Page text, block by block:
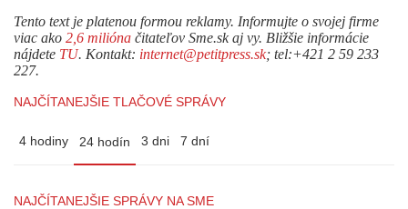
Tento text je platenou formou reklamy. Informujte o svojej firme
viac ako 2,6 milióna čitateľov Sme.sk aj vy. Bližšie informácie
nájdete TU. Kontakt: internet@petitpress.sk; tel:+421 2 59 233
227.
NAJČÍTANEJŠIE TLAČOVÉ SPRÁVY
4 hodiny 24 hodín 3 dni 7 dní
NAJČÍTANEJŠIE SPRÁVY NA SME